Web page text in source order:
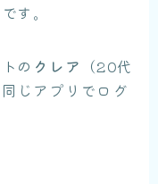
す。
の クレア （20代
じアプリでログ